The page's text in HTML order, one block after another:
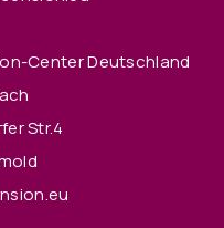
Center Deutschland
Str.4